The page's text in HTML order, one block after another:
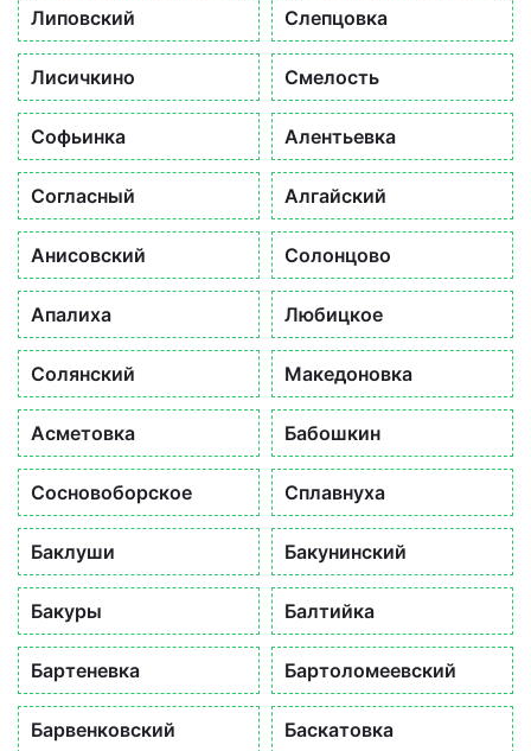
Липовский Слепцовка
Лисичкино Смелость
Софьинка Алентьевка
Согласный Алгайский
Анисовский Солонцово
Апалиха Любицкое
Солянский Македоновка
Асметовка Бабошкин
Сосновоборское Сплавнуха
Баклуши Бакунинский
Бакуры Балтийка
Бартеневка Бартоломеевский
Барвенковский Баскатовка